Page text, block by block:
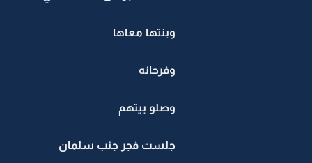
وبنتها معاها
وفرحانه
وصلو بيتهم
جلست فجر جنب سلمان